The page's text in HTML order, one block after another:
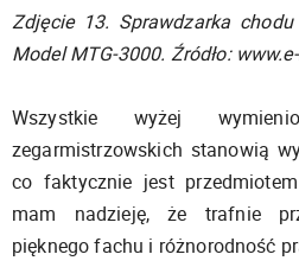
Zdjęcie 13. Sprawdzarka
Model MTG-3000. Źródło:
Wszystkie wyżej
zegarmistrzowskich stanowią
co faktycznie jest
mam nadzieję, że trafnie
pięknego fachu i różnorodność